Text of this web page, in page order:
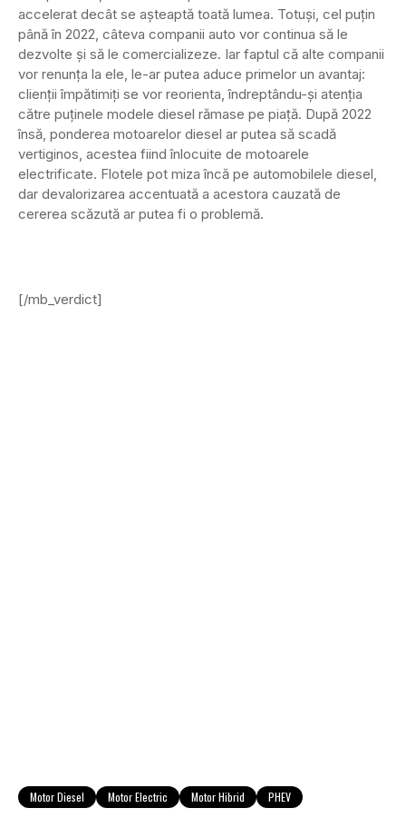
accelerat decât se așteaptă toată lumea. Totuși, cel puțin
până în 2022, câteva companii auto vor continua să le
dezvolte și să le comercializeze. Iar faptul că alte companii
vor renunța la ele, le-ar putea aduce primelor un avantaj:
clienții împătimiți se vor reorienta, îndreptându-și atenția
către puținele modele diesel rămase pe piață. După 2022
însă, ponderea motoarelor diesel ar putea să scadă
vertiginos, acestea fiind înlocuite de motoarele
electrificate. Flotele pot miza încă pe automobilele diesel,
dar devalorizarea accentuată a acestora cauzată de
cererea scăzută ar putea fi o problemă.
[/mb_verdict]
Motor Diesel Motor Electric Motor Hibrid PHEV